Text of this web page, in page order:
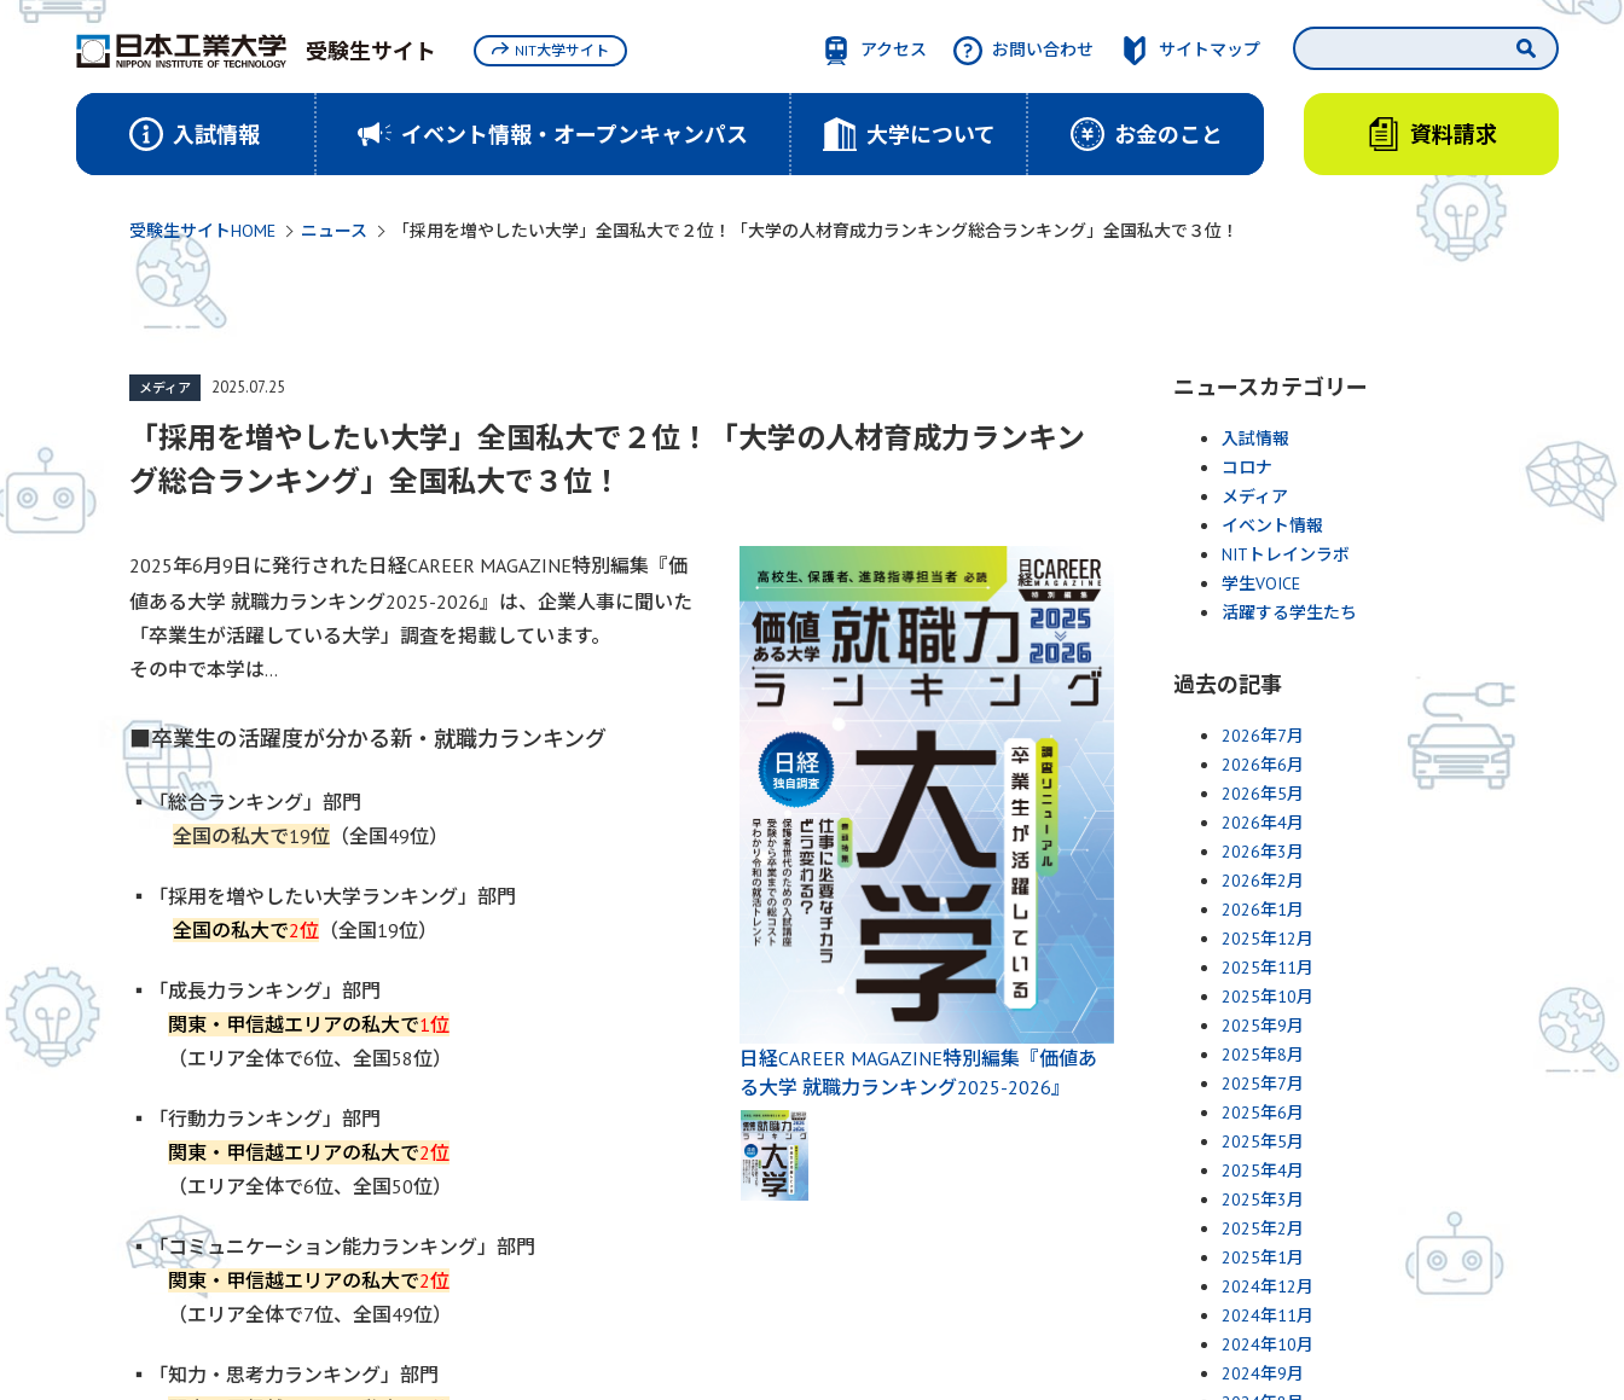
受験生サイト
入試情報 イベント情報・オープンキャンパス 大学について お金のこと
アクセス お問い合わせ サイトマップ
資料請求
NIT大学サイト
受験生サイトHOME ニュース 「採用を増やしたい大学」全国私大で２位！「大学の人材育成力ランキング総合ランキング」全国私大で３位！
「採用を増やしたい大学」全国私大で２位！「大学の人材育成力ランキン
グ総合ランキング」全国私大で３位！
メディア 2025.07.25
日経CAREER MAGAZINE特別編集『価値あ
る大学 就職力ランキング2025-2026』
2025年6月9日に発行された日経CAREER MAGAZINE特別編集『価
値ある大学 就職力ランキング2025-2026』は、企業人事に聞いた
「卒業生が活躍している大学」調査を掲載しています。
その中で本学は…
■卒業生の活躍度が分かる新・就職力ランキング
▪「総合ランキング」部門
全国の私大で19位 （全国49位）
▪「採用を増やしたい大学ランキング」部門
全国の私大で2位 （全国19位）
▪「成長力ランキング」部門
関東・甲信越エリアの私大で1位
（エリア全体で6位、全国58位）
▪「行動力ランキング」部門
関東・甲信越エリアの私大で2位
（エリア全体で6位、全国50位）
▪「コミュニケーション能力ランキング」部門
関東・甲信越エリアの私大で2位
（エリア全体で7位、全国49位）
▪「知力・思考力ランキング」部門
ニュースカテゴリー
入試情報
コロナ
メディア
イベント情報
NITトレインラボ
学生VOICE
活躍する学生たち
過去の記事
2026年7月
2026年6月
2026年5月
2026年4月
2026年3月
2026年2月
2026年1月
2025年12月
2025年11月
2025年10月
2025年9月
2025年8月
2025年7月
2025年6月
2025年5月
2025年4月
2025年3月
2025年2月
2025年1月
2024年12月
2024年11月
2024年10月
2024年9月